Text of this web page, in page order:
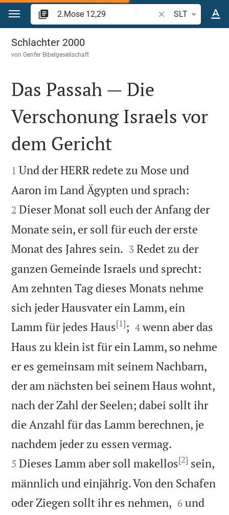
Zum Inhalt springen
Bibelstelle oder
SLT
2.Mose 12
Schlachter 2000
vonGenfer Bibelgesellschaft

Das Passah — Die
Verschonung Israels vor
dem Gericht

1 Und der HERR redete zu Mose und
Aaron im Land Ägypten und sprach:
2 Dieser Monat soll euch der Anfang der
Monate sein, er soll für euch der erste
Monat des Jahres sein. 

3 Redet zu der
ganzen Gemeinde Israels und sprecht:
Am zehnten Tag dieses Monats nehme
sich jeder Hausvater ein Lamm, ein
Lamm für jedes Haus[1]; 

4 wenn aber das
Haus zu klein ist für ein Lamm, so nehme
er es gemeinsam mit seinem Nachbarn,
der am nächsten bei seinem Haus wohnt,
nach der Zahl der Seelen; dabei sollt ihr
die Anzahl für das Lamm berechnen, je
nachdem jeder zu essen vermag.
5 Dieses Lamm aber soll makellos[2] sein,
männlich und einjährig. Von den Schafen
oder Ziegen sollt ihr es nehmen, 

6 und